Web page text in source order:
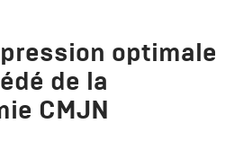
optimale
de la
CMJN